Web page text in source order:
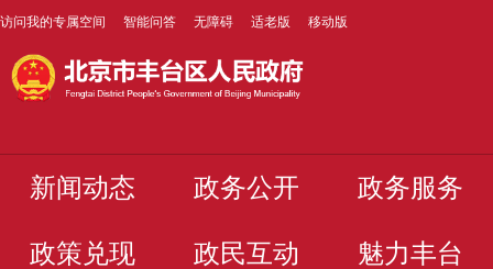
访问我的专属空间 智能问答 无障碍 适老版 移动版
新闻动态 政务公开 政务服务
政策兑现 政民互动 魅力丰台